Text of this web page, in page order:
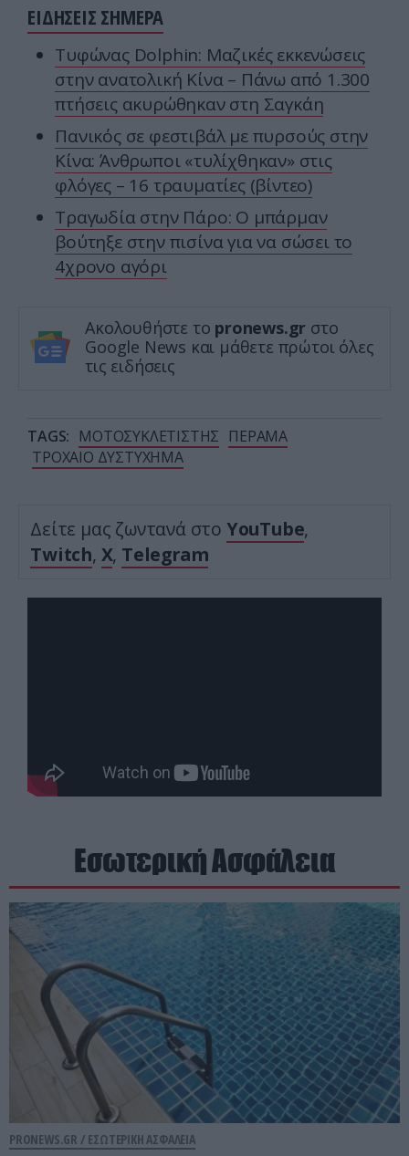
ΕΙΔΗΣΕΙΣ ΣΗΜΕΡΑ
Τυφώνας Dolphin: Μαζικές εκκενώσεις
στην ανατολική Κίνα – Πάνω από 1.300
πτήσεις ακυρώθηκαν στη Σαγκάη
Πανικός σε φεστιβάλ με πυρσούς στην
Κίνα: Άνθρωποι «τυλίχθηκαν» στις
φλόγες – 16 τραυματίες (βίντεο)
Τραγωδία στην Πάρο: Ο μπάρμαν
βούτηξε στην πισίνα για να σώσει το
4χρονο αγόρι
Ακολουθήστε το pronews.gr στο
Google News και μάθετε πρώτοι όλες
τις ειδήσεις
TAGS: ΜΟΤΟΣΥΚΛΕΤΙΣΤΗΣ ΠΕΡΑΜΑ
ΤΡΟΧΑΙΟ ΔΥΣΤΥΧΗΜΑ
Δείτε μας ζωντανά στο YouTube,
Twitch, X, Telegram
Εσωτερική Ασφάλεια
PRONEWS.GR / ΕΣΩΤΕΡΙΚΗ ΑΣΦΑΛΕΙΑ